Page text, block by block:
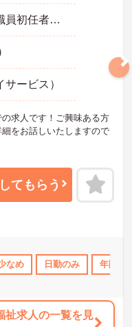
＜資格＞介護職員初任者研修(旧ヘルパー2級)以上 必須 ＜経験＞介護・福祉の実務経験3年以上ある方 必須 ※車の運転・送迎業務できる方 歓迎
ービス）
求人です！ご興味ある方
をお話しいたしますので
てもらう
なめ 日勤のみ 年間休
祉求人の一覧を見